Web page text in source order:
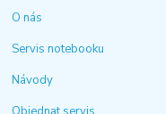
O nás
Servis notebooku
Návody